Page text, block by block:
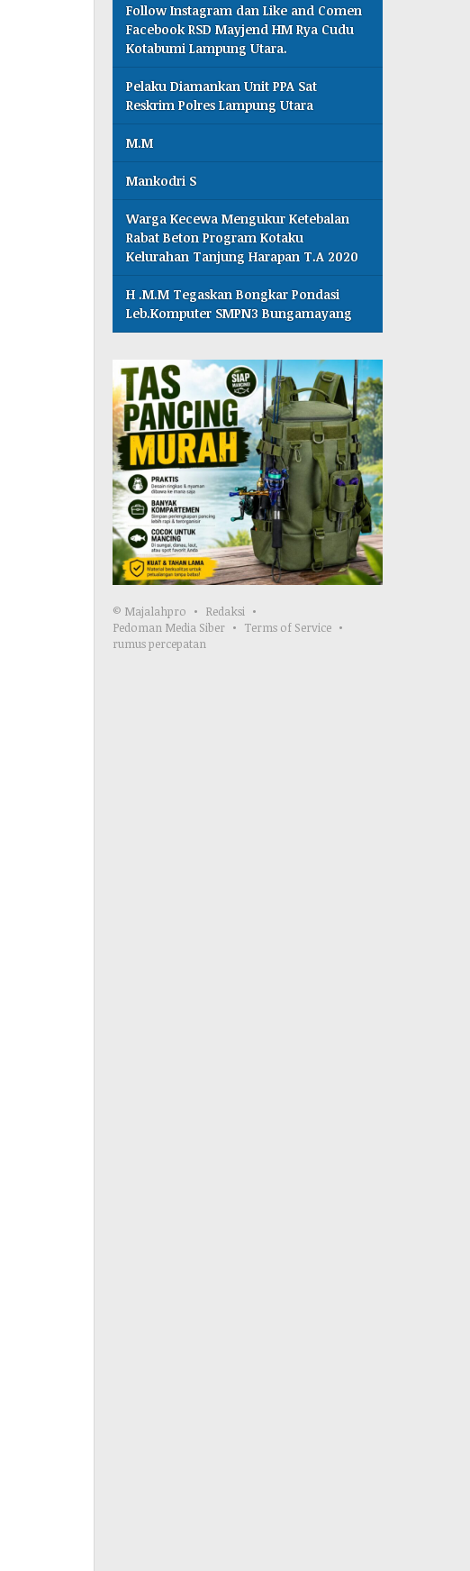
Follow Instagram dan Like and Comen
Facebook RSD Mayjend HM Rya Cudu
Kotabumi Lampung Utara.
Pelaku Diamankan Unit PPA Sat
Reskrim Polres Lampung Utara
M.M
Mankodri S
Warga Kecewa Mengukur Ketebalan
Rabat Beton Program Kotaku
Kelurahan Tanjung Harapan T.A 2020
H .M.M Tegaskan Bongkar Pondasi
Leb.Komputer SMPN3 Bungamayang
© Majalahpro
Redaksi
Pedoman Media Siber
Terms of Service
rumus percepatan